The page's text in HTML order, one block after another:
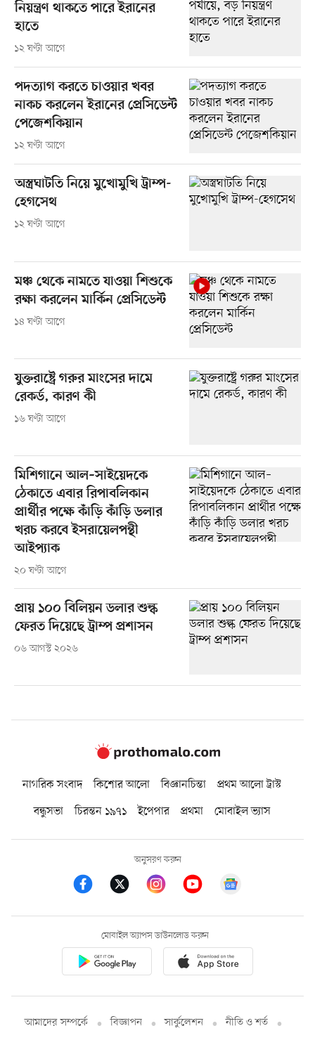
নিয়ন্ত্রণ থাকতে পারে ইরানের
হাতে
১২ ঘণ্টা আগে
পদত্যাগ করতে চাওয়ার খবর
নাকচ করলেন ইরানের প্রেসিডেন্ট
পেজেশকিয়ান
১২ ঘণ্টা আগে
অস্ত্রঘাটতি নিয়ে মুখোমুখি ট্রাম্প-
হেগসেথ
১২ ঘণ্টা আগে
মঞ্চ থেকে নামতে যাওয়া শিশুকে
রক্ষা করলেন মার্কিন প্রেসিডেন্ট
১৪ ঘণ্টা আগে
যুক্তরাষ্ট্রে গরুর মাংসের দামে
রেকর্ড, কারণ কী
১৬ ঘণ্টা আগে
মিশিগানে আল–সাইয়েদকে
ঠেকাতে এবার রিপাবলিকান
প্রার্থীর পক্ষে কাঁড়ি কাঁড়ি ডলার
খরচ করবে ইসরায়েলপন্থী
আইপ্যাক
২০ ঘণ্টা আগে
প্রায় ১০০ বিলিয়ন ডলার শুল্ক
ফেরত দিয়েছে ট্রাম্প প্রশাসন
০৬ আগস্ট ২০২৬
নাগরিক সংবাদ কিশোর আলো বিজ্ঞানচিন্তা
প্রথম আলো ট্রাস্ট
বন্ধুসভা
চিরন্তন ১৯৭১ ইপেপার প্রথমা মোবাইল ভ্যাস
অনুসরণ করুন
মোবাইল অ্যাপস ডাউনলোড করুন
আমাদের সম্পর্কে বিজ্ঞাপন সার্কুলেশন নীতি ও শর্ত